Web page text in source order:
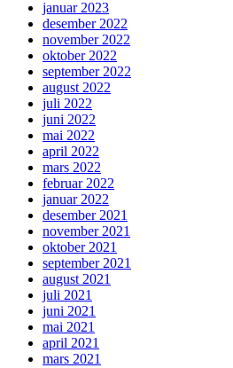
januar 2023
desember 2022
november 2022
oktober 2022
september 2022
august 2022
juli 2022
juni 2022
mai 2022
april 2022
mars 2022
februar 2022
januar 2022
desember 2021
november 2021
oktober 2021
september 2021
august 2021
juli 2021
juni 2021
mai 2021
april 2021
mars 2021